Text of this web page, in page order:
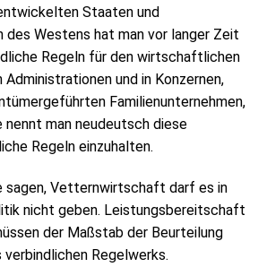
Staaten und
Westens hat man vor langer Zeit
Regeln für den wirtschaftlichen
und in Konzernen,
Familienunternehmen,
nennt man neudeutsch diese
Regeln einzuhalten.
sagen, Vetternwirtschaft darf es in
nicht geben. Leistungsbereitschaft
der Maßstab der Beurteilung
verbindlichen Regelwerks.